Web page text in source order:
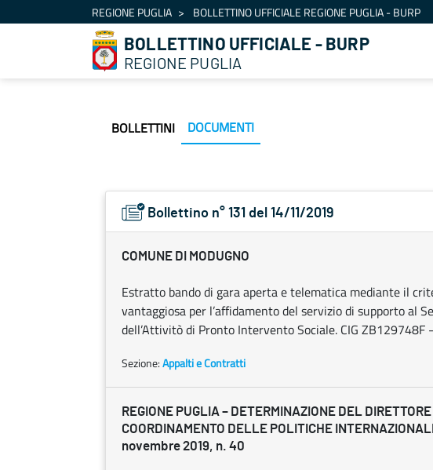
Salta al contenutoREGIONE PUGLIA BOLLETTINO UFFICIALE REGIONE PUGLIA - BURP
BOLLETTINO UFFICIALE - BURP
REGIONE PUGLIA
BOLLETTINI DOCUMENTI
Bollettino n° 131 del 14/11/2019
COMUNE DI MODUGNO
Estratto bando di gara aperta e telematica mediante il
vantaggiosa per l’affidamento del servizio di supporto al
dell’Attivitò di Pronto Intervento Sociale. CIG ZB129748F
Sezione:Appalti e Contratti
REGIONE PUGLIA – DETERMINAZIONE DEL DIRETTORE
COORDINAMENTO DELLE POLITICHE
novembre 2019, n. 40